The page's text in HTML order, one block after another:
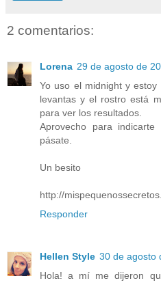
2 comentarios:
Lorena 29 de agosto de
Yo uso el midnight y
levantas y el rostro está
para ver los resultados.
Aprovecho para
pásate.
Un besito
http://
Responder
Hellen Style 30 de agosto
Hola! a mí me dijeron